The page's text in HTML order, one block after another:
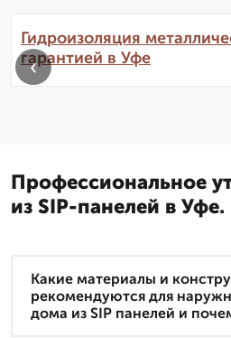
Гидроизоляция
гарантией в Уфе
‹
Профессиональное
из SIP-панелей в
Какие материалы и
рекомендуются для
дома из SIP панелей и